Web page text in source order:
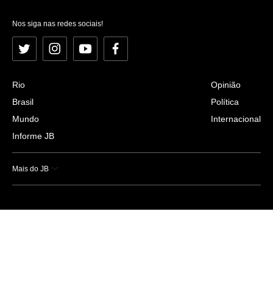
Nos siga nas redes sociais!
Twitter InstagramYouTubeFacebook
Rio
Brasil
Mundo
Informe JB
Opinião
Política
Internacional
Mais do JB
Esportes